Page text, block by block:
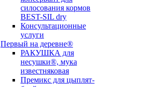
силосования кормов
BEST-SIL dry
Консультационные
услуги
Первый на деревне®
РАКУШКА для
несушки®, мука
известняковая
Премикс для цыплят-